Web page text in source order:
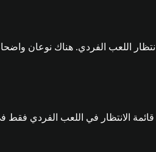
اللعب الفردي. هناك نوعان
الانتظار في اللعب الفردي